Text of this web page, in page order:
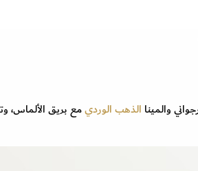
الذهب الورديمع بريق الألماس،